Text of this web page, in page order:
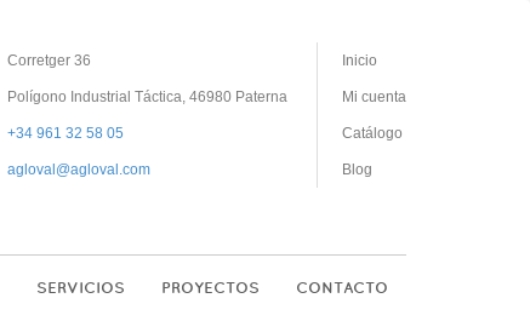
Corretger 36
Polígono Industrial Táctica, 46980 Paterna
+34 961 32 58 05
agloval@agloval.com
Inicio
Mi cuenta
Catálogo
Blog
SERVICIOS PROYECTOS CONTACTO